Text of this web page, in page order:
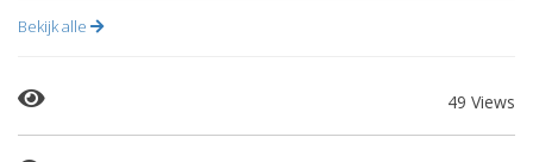
Bekijk alle
49 Views